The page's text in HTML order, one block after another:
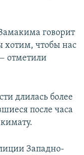
говорит
хотим, чтобы нас
отметили
длилась более
после часа
Западно-